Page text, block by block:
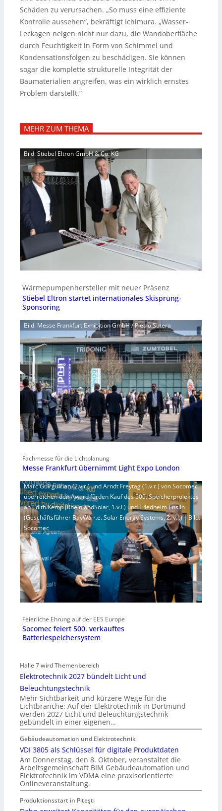
Schäden zu verursachen. „So muss eine effiziente
Kontrolle aussehen“, bekräftigt Ichimura. „Wasser-
Leckagen neigen nicht nur dazu, die Wandoberfläche
durch Feuchtigkeit in Form von Schimmel und
Kondensationsfolgen zu beschädigen. Sie können
sogar die komplette strukturelle Integrität der
Baumaterialien angreifen, was ein wirklich ernstes
Problem darstellt.“
MEHR ZUM THEMA
Bild: Stiebel Eltron GmbH & Co. KG
Wärmepumpenhersteller mit neuer Präsenz
Stiebel Eltron startet internationales Skisprung-
Sponsoring
Bild: Messe Frankfurt Exhibition GmbH / Pietro Sutera
Fachmesse für die Lichtplanung
Messe Frankfurt übernimmt Light Expo London
Marc Guirguirian (2.v.r.) und Arndt Freytag (1.v.r.) von Socomec
überreichen den Award fürden Kauf des 500. Speicherprojektes
an Edith Kemp (RheinlandSolar, 1.v.l.) und Friedhelm Enslin
(Geschäftsführer BayWa r.e. Solar Energy Systems, 2. v.l.) – Bild:
Socomec
Feierliche Ehrung auf der EES Europe
Socomec feiert 500. verkauftes
Batteriespeichersystem
Halle 7 wird Themenbereich
Elektrotechnik 2027 bündelt Licht und
Beleuchtungstechnik
Mehr Sichtbarkeit und kürzere Wege für die
Lichtbranche: Auf der Elektrotechnik in Dortmund
werden 2027 Licht und Beleuchtungstechnik
gebündelt in einer eigenen…
Gebäudeautomation und Elektrotechnik
VDI 3805 als Schlüssel für digitale Produktdaten
Am Donnerstag, den 8. Oktober, veranstaltet die
Arbeitsgemeinschaft BIM Gebäudeautomation und
Elektrotechnik im VDMA eine praxisorientierte
Onlineveranstaltung.
Produktionsstart in Piteşti